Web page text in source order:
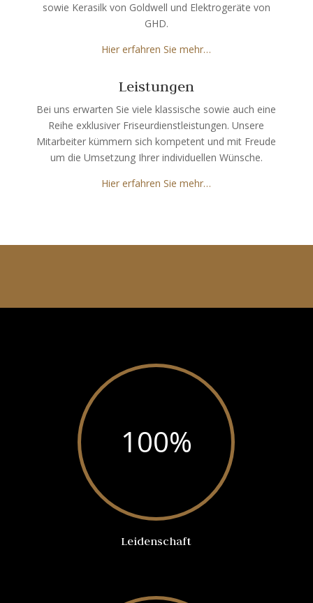
sowie Kerasilk von Goldwell und Elektrogeräte von
GHD.
Hier erfahren Sie mehr…
Leistungen
Bei uns erwarten Sie viele klassische sowie auch eine
Reihe exklusiver Friseurdienstleistungen. Unsere
Mitarbeiter kümmern sich kompetent und mit Freude
um die Umsetzung Ihrer individuellen Wünsche.
Hier erfahren Sie mehr…
100%
Leidenschaft